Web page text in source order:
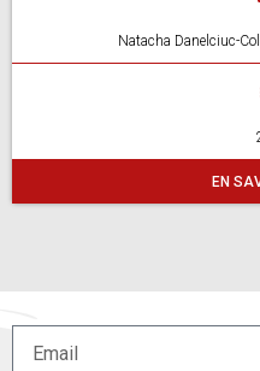
Natacha Danelciuc-
EN